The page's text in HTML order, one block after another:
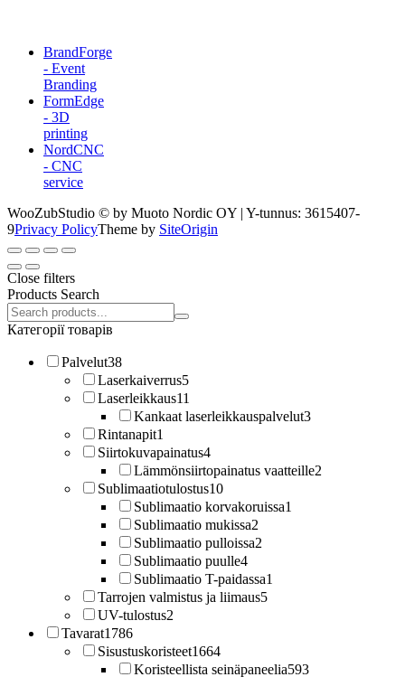
BrandForge
- Event
Branding
FormEdge
- 3D
printing
NordCNC
- CNC
service
WooZubStudio © by Muoto Nordic OY | Y-tunnus: 3615407-
9Privacy PolicyTheme by SiteOrigin
Close filters
Products Search
Search
products:
Категорії товарів
Palvelut38
Laserkaiverrus5
Laserleikkaus11
Kankaat laserleikkauspalvelut3
Rintanapit1
Siirtokuvapainatus4
Lämmönsiirtopainatus vaatteille2
Sublimaatiotulostus10
Sublimaatio korvakoruissa1
Sublimaatio mukissa2
Sublimaatio pulloissa2
Sublimaatio puulle4
Sublimaatio T-paidassa1
Tarrojen valmistus ja liimaus5
UV-tulostus2
Tavarat1786
Sisustuskoristeet1664
Koristeellista seinäpaneelia593